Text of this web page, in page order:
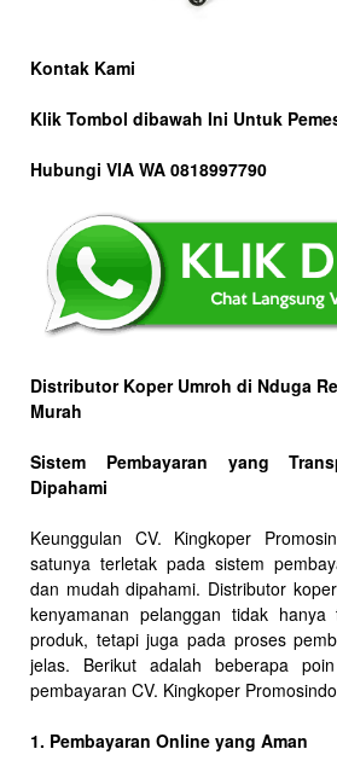
Kontak Kami
Klik Tombol dibawah Ini Untuk
Hubungi VIA WA 0818997790
Distributor Koper Umroh di Nduga
Murah
Sistem Pembayaran yang
Dipahami
Keunggulan CV. Kingkoper
satunya terletak pada sistem
dan mudah dipahami. Distributor
kenyamanan pelanggan tidak
produk, tetapi juga pada proses
jelas. Berikut adalah beberapa
pembayaran CV. Kingkoper
1. Pembayaran Online yang Aman